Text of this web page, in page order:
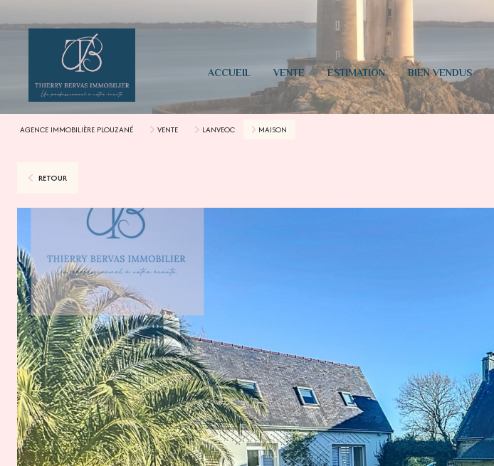
ACCUEIL VENTE ESTIMATION BIEN VENDUS
AGENCE IMMOBILIÈRE PLOUZANÉ VENTE LANVEOC MAISON
RETOUR